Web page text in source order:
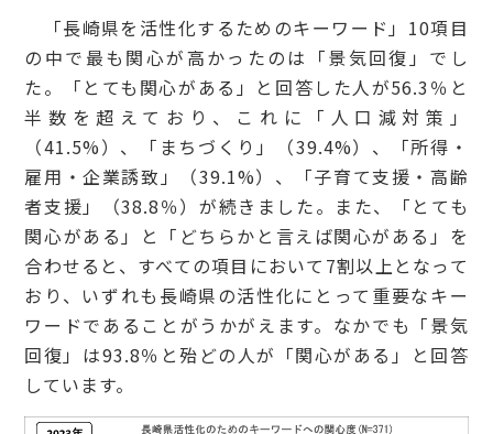
「長崎県を活性化するためのキーワード」10項目
の中で最も関心が高かったのは「景気回復」でし
た。「とても関心がある」と回答した人が56.3％と
半数を超えており、これに「人口減対策」
（41.5%）、「まちづくり」（39.4%）、「所得・
雇用・企業誘致」（39.1%）、「子育て支援・高齢
者支援」（38.8％）が続きました。また、「とても
関心がある」と「どちらかと言えば関心がある」を
合わせると、すべての項目において7割以上となって
おり、いずれも長崎県の活性化にとって重要なキー
ワードであることがうかがえます。なかでも「景気
回復」は93.8％と殆どの人が「関心がある」と回答
しています。